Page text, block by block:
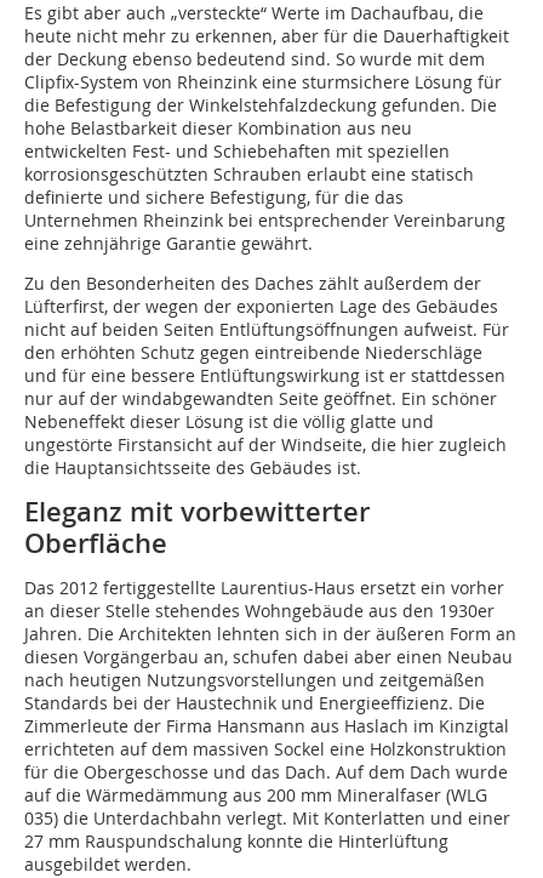
Es gibt aber auch „versteckte“ Werte im Dachaufbau, die
heute nicht mehr zu erkennen, aber für die Dauerhaftigkeit
der Deckung ebenso bedeutend sind. So wurde mit dem
Clipfix-System von Rheinzink eine sturmsichere Lösung für
die Befestigung der Winkelstehfalzdeckung gefunden. Die
hohe Belastbarkeit dieser Kombination aus neu
entwickelten Fest- und Schiebehaften mit speziellen
korrosionsgeschützten Schrauben erlaubt eine statisch
definierte und sichere Befestigung, für die das
Unternehmen Rheinzink bei entsprechender Vereinbarung
eine zehnjährige Garantie gewährt.
Zu den Besonderheiten des Daches zählt außerdem der
Lüfterfirst, der wegen der exponierten Lage des Gebäudes
nicht auf beiden Seiten Entlüftungsöffnungen aufweist. Für
den erhöhten Schutz gegen eintreibende Niederschläge
und für eine bessere Entlüftungswirkung ist er stattdessen
nur auf der windabgewandten Seite geöffnet. Ein schöner
Nebeneffekt dieser Lösung ist die völlig glatte und
ungestörte Firstansicht auf der Windseite, die hier zugleich
die Hauptansichtsseite des Gebäudes ist.
Eleganz mit vorbewitterter
Oberfläche
Das 2012 fertiggestellte Laurentius-Haus ersetzt ein vorher
an dieser Stelle stehendes Wohngebäude aus den 1930er
Jahren. Die Architekten lehnten sich in der äußeren Form an
diesen Vorgängerbau an, schufen dabei aber einen Neubau
nach heutigen Nutzungsvorstellungen und zeitgemäßen
Standards bei der Haustechnik und Energieeffizienz. Die
Zimmerleute der Firma Hansmann aus Haslach im Kinzigtal
errichteten auf dem massiven Sockel eine Holzkonstruktion
für die Obergeschosse und das Dach. Auf dem Dach wurde
auf die Wärmedämmung aus 200 mm Mineralfaser (WLG
035) die Unterdachbahn verlegt. Mit Konterlatten und einer
27 mm Rauspundschalung konnte die Hinterlüftung
ausgebildet werden.